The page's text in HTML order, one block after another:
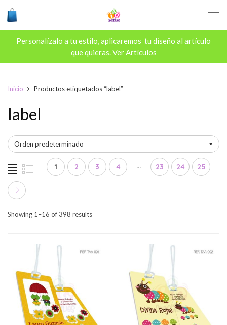
Personalízalo a tu estilo, aplicaremos tu diseño al artículo
que quieras.Ver Artículos
Inicio Productos etiquetados “label”
label
Orden predeterminado
1 2 3 4 … 23 24 25
Showing 1–16 of 398 results